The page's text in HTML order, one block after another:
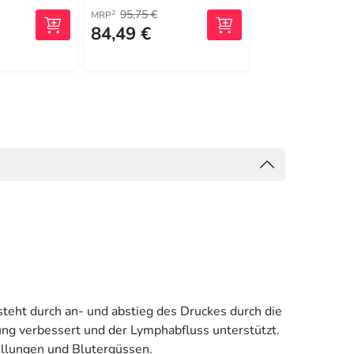
MRP2 95,75 €
84,49 €
durch an- und abstieg des Druckes durch die
verbessert und der Lymphabfluss unterstützt.
und Blutergüssen.